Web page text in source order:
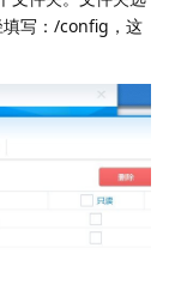
写：/config，这